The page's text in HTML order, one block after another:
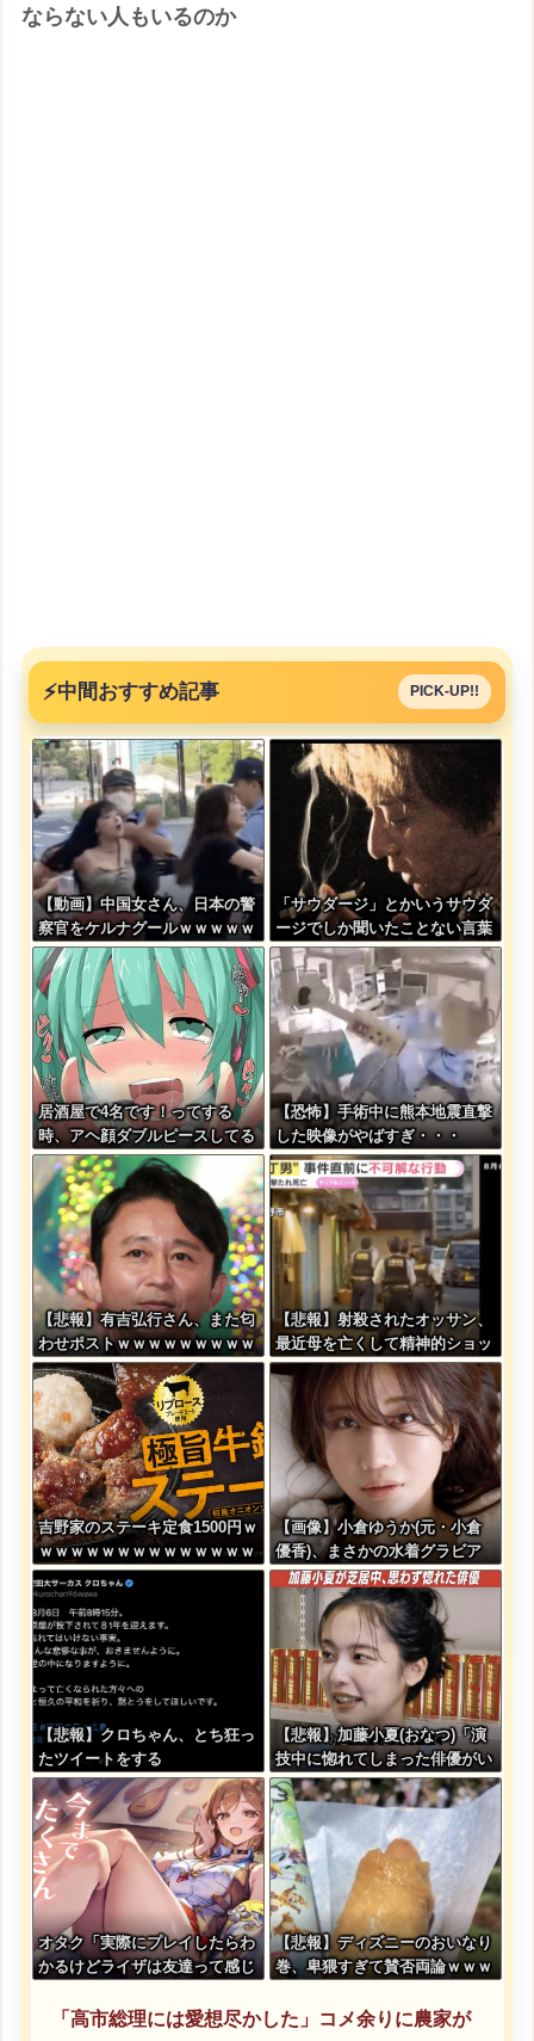
ならない人もいるのか
⚡中間おすすめ記事 PICK-UP!!
【動画】中国女さん、日本の警
察官をケルナグールｗｗｗｗｗ
ｗｗｗｗｗｗｗｗｗｗｗｗｗ
「サウダージ」とかいうサウダ
ージでしか聞いたことない言葉
ｗｗｗｗｗｗｗｗ
居酒屋で4名です！ってする
時、アヘ顔ダブルピースしてる
みたいになるの恥ずかしいんや
が
【恐怖】手術中に熊本地震直撃
した映像がやばすぎ・・・
【悲報】有吉弘行さん、また匂
わせポストｗｗｗｗｗｗｗｗｗ
ｗｗｗｗｗｗｗｗ
【悲報】射殺されたオッサン、
最近母を亡くして精神的ショッ
クを受けていたと判明・・・
吉野家のステーキ定食1500円ｗ
ｗｗｗｗｗｗｗｗｗｗｗｗｗｗ
ｗｗｗｗ
【画像】小倉ゆうか(元・小倉
優香)、まさかの水着グラビア
復帰ｗｗｗｗｗ
【悲報】クロちゃん、とち狂っ
たツイートをする
【悲報】加藤小夏(おなつ)「演
技中に惚れてしまった俳優がい
る」
オタク「実際にプレイしたらわ
かるけどライザは友達って感じ
これｗ
【悲報】ディズニーのおいなり
巻、卑猥すぎて賛否両論ｗｗｗ
「高市総理には愛想尽かした」コメ余りに農家が